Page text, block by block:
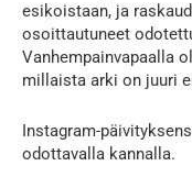
esikoistaan, ja
osoittautuneet
Vanhempainvapaalla
millaista arki on juuri
Instagram-
odottavalla kannalla.